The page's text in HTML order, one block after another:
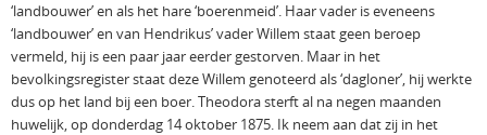
‘landbouwer’ en als het hare ‘boerenmeid’. Haar vader is eveneens
‘landbouwer’ en van Hendrikus’ vader Willem staat geen beroep
vermeld, hij is een paar jaar eerder gestorven. Maar in het
bevolkingsregister staat deze Willem genoteerd als ‘dagloner’, hij werkte
dus op het land bij een boer. Theodora sterft al na negen maanden
huwelijk, op donderdag 14 oktober 1875. Ik neem aan dat zij in het